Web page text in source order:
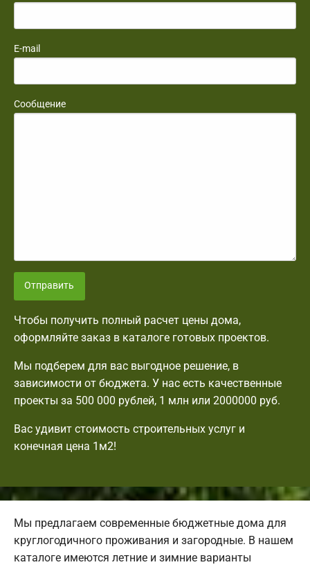
E-mail
Сообщение
Отправить
Чтобы получить полный расчет цены дома,
оформляйте заказ в каталоге готовых проектов.
Мы подберем для вас выгодное решение, в
зависимости от бюджета. У нас есть качественные
проекты за 500 000 рублей, 1 млн или 2000000 руб.
Вас удивит стоимость строительных услуг и
конечная цена 1м2!
Мы предлагаем современные бюджетные дома для
круглогодичного проживания и загородные. В нашем
каталоге имеются летние и зимние варианты